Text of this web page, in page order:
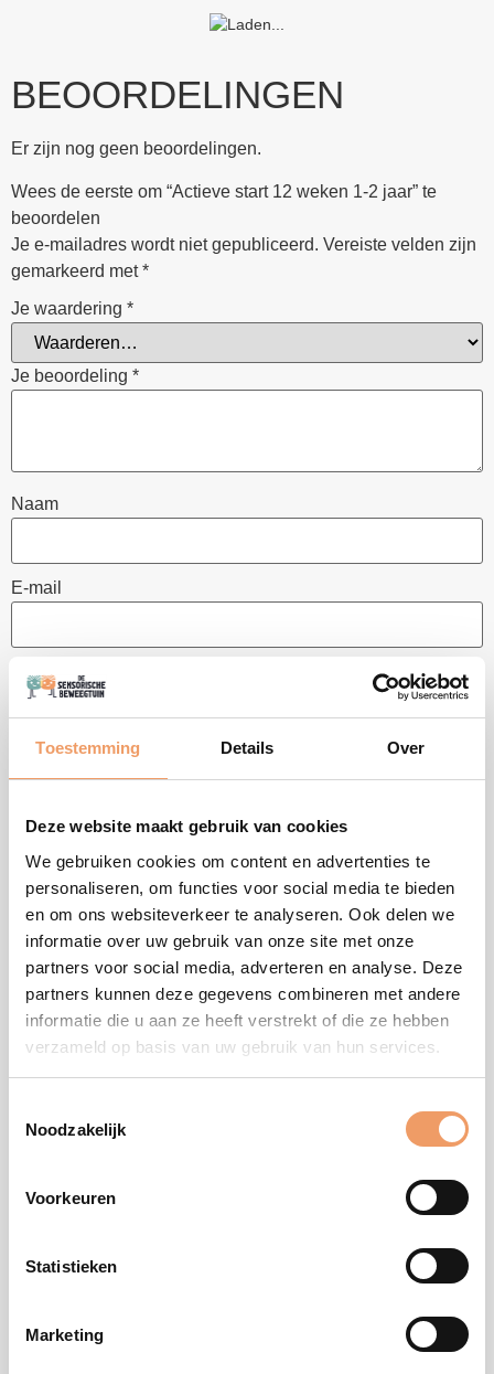
Toestemming Details Over
Deze website maakt gebruik van cookies
We gebruiken cookies om content en advertenties te
personaliseren, om functies voor social media te bieden
en om ons websiteverkeer te analyseren. Ook delen we
informatie over uw gebruik van onze site met onze
partners voor social media, adverteren en analyse. Deze
partners kunnen deze gegevens combineren met andere
informatie die u aan ze heeft verstrekt of die ze hebben
verzameld op basis van uw gebruik van hun services.
Noodzakelijk
Voorkeuren
Statistieken
Marketing
BEOORDELINGEN
Er zijn nog geen beoordelingen.
Wees de eerste om “Actieve start 12 weken 1-2 jaar” te
beoordelen
Je e-mailadres wordt niet gepubliceerd. Vereiste velden zijn
gemarkeerd met*
Je waardering *
Je beoordeling *
Naam
E-mail
GERELATEERDE
PRODUCTEN
KINDERFEESTJE
Toevoegen aan
winkelwagen
ACTIEVE START 12
WEKEN 2-3 JAAR
€175,00
Toevoegen aan
winkelwagen
ACTIEVE START 12
175,00
winkelwagen
COACHING | 1 OP 1